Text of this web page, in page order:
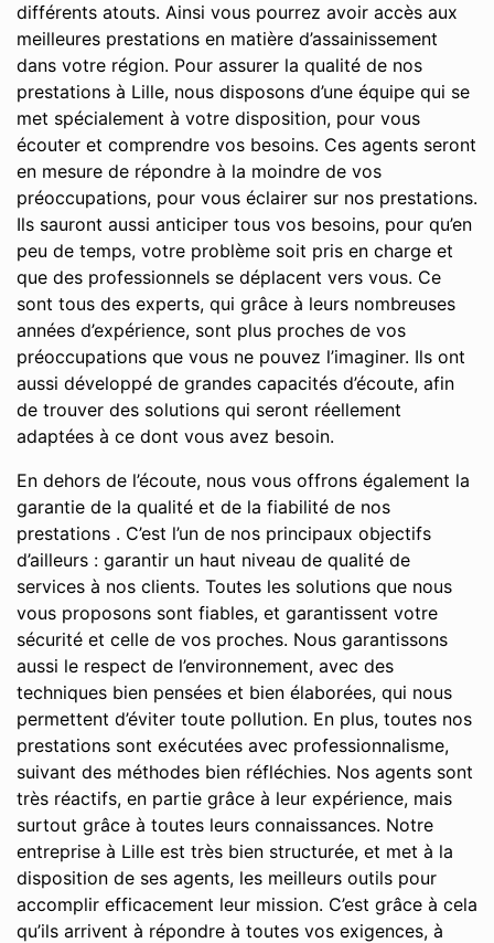
différents atouts. Ainsi vous pourrez avoir accès aux
meilleures prestations en matière d’assainissement
dans votre région. Pour assurer la qualité de nos
prestations à Lille, nous disposons d’une équipe qui se
met spécialement à votre disposition, pour vous
écouter et comprendre vos besoins. Ces agents seront
en mesure de répondre à la moindre de vos
préoccupations, pour vous éclairer sur nos prestations.
Ils sauront aussi anticiper tous vos besoins, pour qu’en
peu de temps, votre problème soit pris en charge et
que des professionnels se déplacent vers vous. Ce
sont tous des experts, qui grâce à leurs nombreuses
années d’expérience, sont plus proches de vos
préoccupations que vous ne pouvez l’imaginer. Ils ont
aussi développé de grandes capacités d’écoute, afin
de trouver des solutions qui seront réellement
adaptées à ce dont vous avez besoin.
En dehors de l’écoute, nous vous offrons également la
garantie de la qualité et de la fiabilité de nos
prestations . C’est l’un de nos principaux objectifs
d’ailleurs : garantir un haut niveau de qualité de
services à nos clients. Toutes les solutions que nous
vous proposons sont fiables, et garantissent votre
sécurité et celle de vos proches. Nous garantissons
aussi le respect de l’environnement, avec des
techniques bien pensées et bien élaborées, qui nous
permettent d’éviter toute pollution. En plus, toutes nos
prestations sont exécutées avec professionnalisme,
suivant des méthodes bien réfléchies. Nos agents sont
très réactifs, en partie grâce à leur expérience, mais
surtout grâce à toutes leurs connaissances. Notre
entreprise à Lille est très bien structurée, et met à la
disposition de ses agents, les meilleurs outils pour
accomplir efficacement leur mission. C’est grâce à cela
qu’ils arrivent à répondre à toutes vos exigences, à